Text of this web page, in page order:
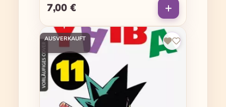
Regulärer Preis:
7,00 €
AUSVERKAUFT